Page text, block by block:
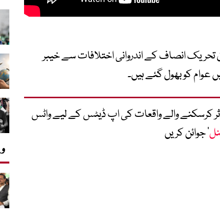
انصاف کے اندروانی اختلافات سے خیبر
عوام کو بھول گئے ہیں۔
کرسکنے والے واقعات کی اپ ڈیٹس کے لیے واٹس
‘ جوائن کریں